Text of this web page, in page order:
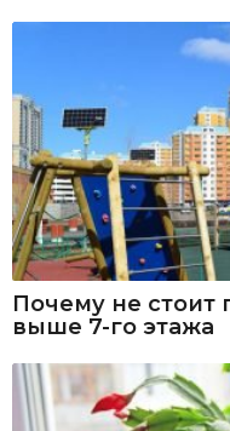
Почему не стоит
выше 7-го этажа